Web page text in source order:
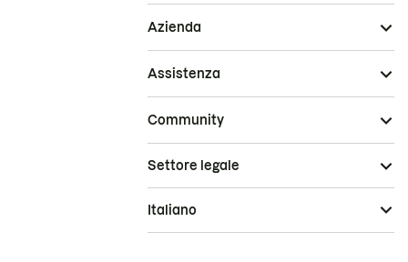
Azienda
Assistenza
Community
Settore legale
Italiano